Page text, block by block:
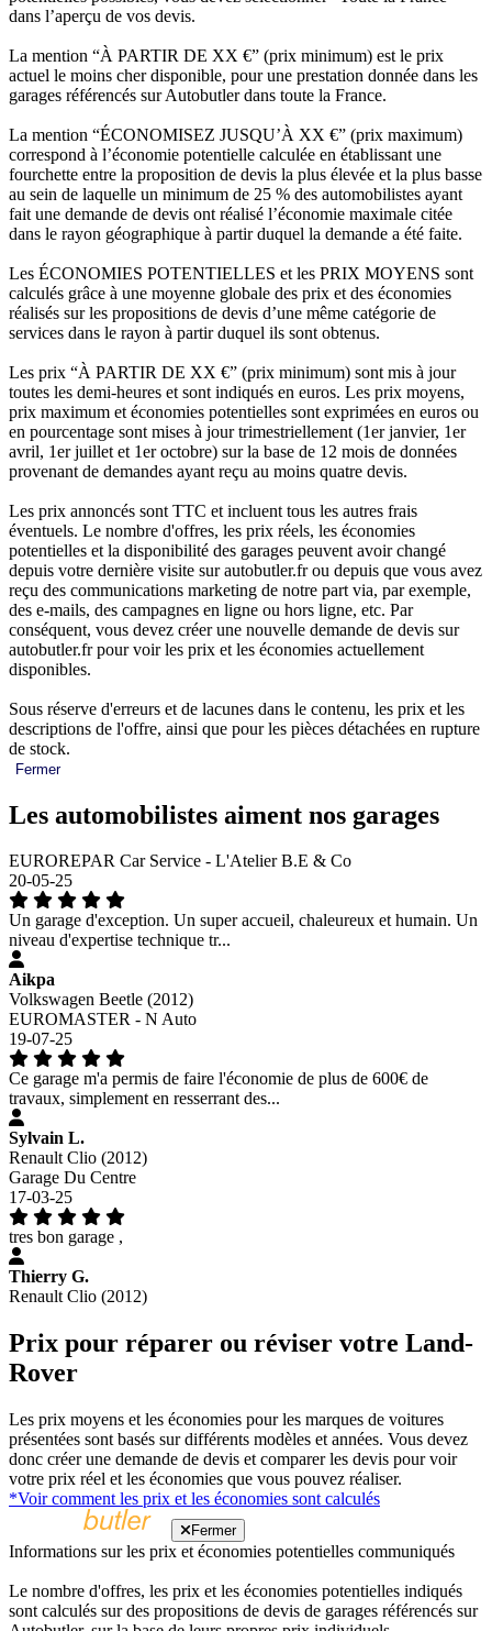
dans l’aperçu de vos devis.
La mention “À PARTIR DE XX €” (prix minimum) est le prix
actuel le moins cher disponible, pour une prestation donnée dans les
garages référencés sur Autobutler dans toute la France.
La mention “ÉCONOMISEZ JUSQU’À XX €” (prix maximum)
correspond à l’économie potentielle calculée en établissant une
fourchette entre la proposition de devis la plus élevée et la plus basse
au sein de laquelle un minimum de 25 % des automobilistes ayant
fait une demande de devis ont réalisé l’économie maximale citée
dans le rayon géographique à partir duquel la demande a été faite.
Les ÉCONOMIES POTENTIELLES et les PRIX MOYENS sont
calculés grâce à une moyenne globale des prix et des économies
réalisés sur les propositions de devis d’une même catégorie de
services dans le rayon à partir duquel ils sont obtenus.
Les prix “À PARTIR DE XX €” (prix minimum) sont mis à jour
toutes les demi-heures et sont indiqués en euros. Les prix moyens,
prix maximum et économies potentielles sont exprimées en euros ou
en pourcentage sont mises à jour trimestriellement (1er janvier, 1er
avril, 1er juillet et 1er octobre) sur la base de 12 mois de données
provenant de demandes ayant reçu au moins quatre devis.
Les prix annoncés sont TTC et incluent tous les autres frais
éventuels. Le nombre d'offres, les prix réels, les économies
potentielles et la disponibilité des garages peuvent avoir changé
depuis votre dernière visite sur autobutler.fr ou depuis que vous avez
reçu des communications marketing de notre part via, par exemple,
des e-mails, des campagnes en ligne ou hors ligne, etc. Par
conséquent, vous devez créer une nouvelle demande de devis sur
autobutler.fr pour voir les prix et les économies actuellement
disponibles.
Sous réserve d'erreurs et de lacunes dans le contenu, les prix et les
descriptions de l'offre, ainsi que pour les pièces détachées en rupture
de stock.
Fermer
Les automobilistes aiment nos garages
EUROREPAR Car Service - L'Atelier B.E & Co
20-05-25
Un garage d'exception. Un super accueil, chaleureux et humain. Un
niveau d'expertise technique tr...
Aikpa
Volkswagen Beetle (2012)
EUROMASTER - N Auto
19-07-25
Ce garage m'a permis de faire l'économie de plus de 600€ de
travaux, simplement en resserrant des...
Sylvain L.
Renault Clio (2012)
Garage Du Centre
17-03-25
tres bon garage ,
Thierry G.
Renault Clio (2012)
Prix pour réparer ou réviser votre Land-
Rover
Les prix moyens et les économies pour les marques de voitures
présentées sont basés sur différents modèles et années. Vous devez
donc créer une demande de devis et comparer les devis pour voir
votre prix réel et les économies que vous pouvez réaliser.
*Voir comment les prix et les économies sont calculés
Fermer
Informations sur les prix et économies potentielles communiqués
Le nombre d'offres, les prix et les économies potentielles indiqués
sont calculés sur des propositions de devis de garages référencés sur